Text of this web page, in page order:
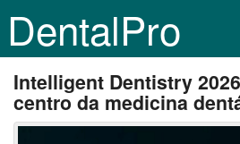
DentalPro
Intelligent Dentistry
centro da medicina